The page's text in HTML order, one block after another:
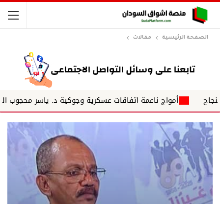
الصفحة الرئيسية مقالات
أمواج ناعمة اتفاقات عسكرية وجوكية د. ياسر محجوب الحسين